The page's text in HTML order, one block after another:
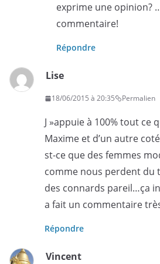
exprime une opinion?
commentaire!
Répondre
Lise
18/06/2015 à 20:35 Permalien
J »appuie à 100% tout ce
Maxime et d’un autre
st-ce que des femmes
comme nous perdent du
des connards pareil…ça
a fait un commentaire
Répondre
Vincent